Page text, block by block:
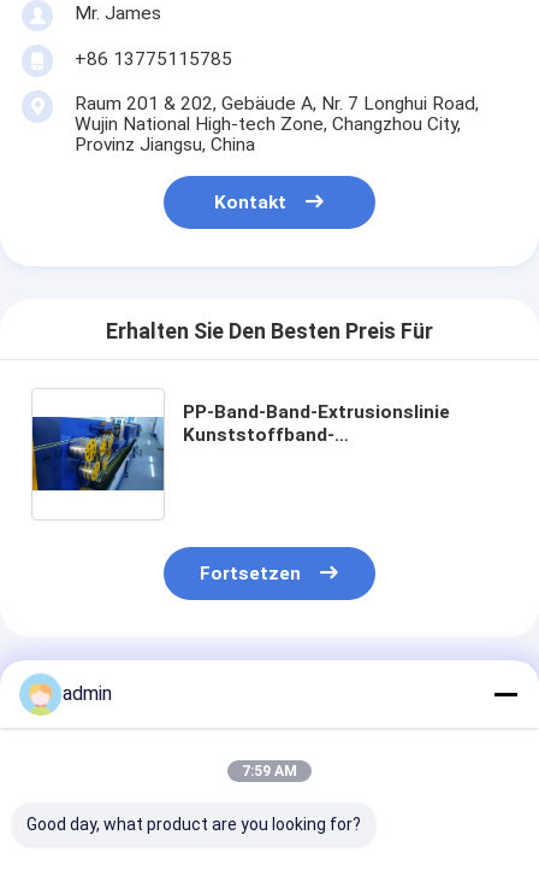
Mr. James
+86 13775115785
Raum 201 & 202, Gebäude A, Nr. 7 Longhui Road,
Wujin National High-tech Zone, Changzhou City,
Provinz Jiangsu, China
Kontakt
Erhalten Sie Den Besten Preis Für
PP-Band-Band-Extrusionslinie
Kunststoffband-
Fortsetzen
Empfohlene Produkte
admin
7:59 AM
Good day, what product are you looking for?